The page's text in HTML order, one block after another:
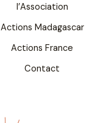
l’Association
Actions Madagascar
Actions France
Contact